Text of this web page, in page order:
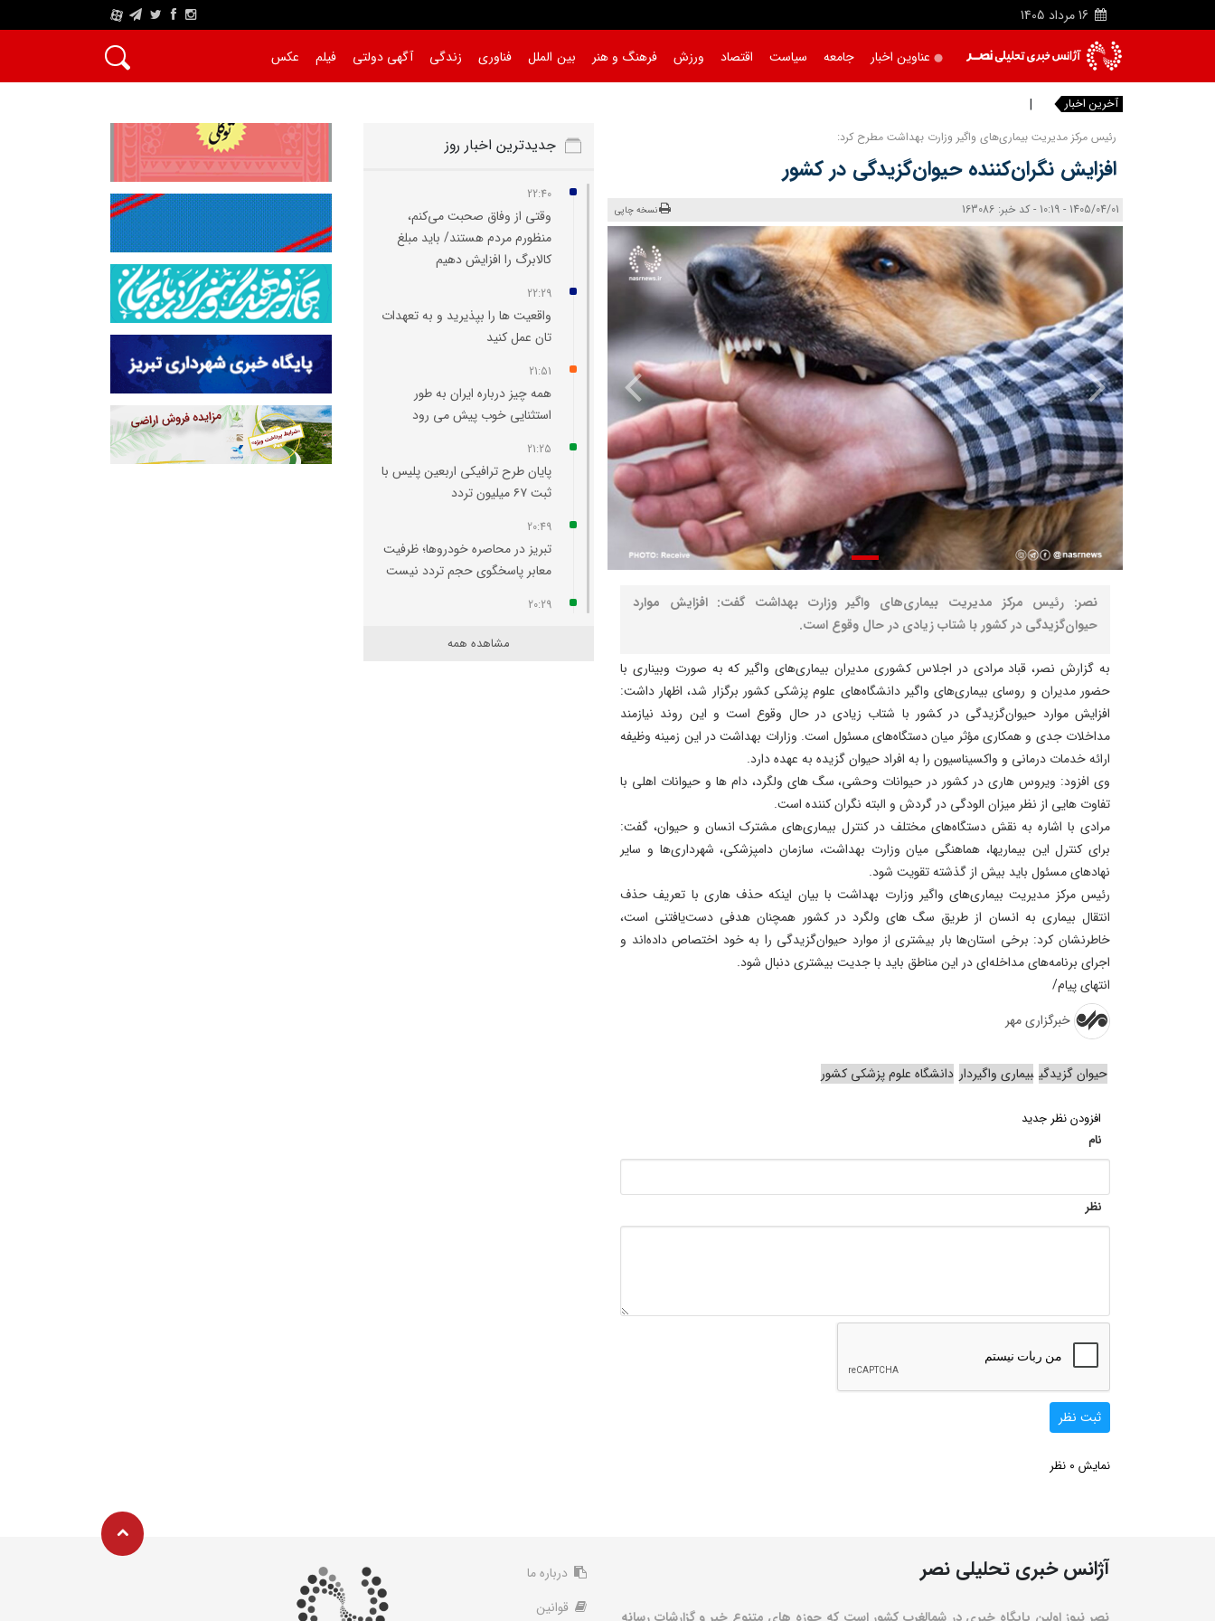
16 مرداد 1405
A
عناوین اخبار جامعه سیاست اقتصاد ورزش فرهنگ و هنر بین الملل فناوری زندگی آگهی دولتی فیلم عکس
آخرین اخبار وقتی
رئیس مرکز مدیریت بیماری‌های واگیر وزارت بهداشت مطرح کرد:
افزایش نگران‌کننده حیوان‌گزیدگی در کشور
1405/04/01 - 10:19 - کد خبر: 163086 نسخه چاپی
نصر: رئیس مرکز مدیریت بیماری‌های واگیر وزارت بهداشت گفت: افزایش موارد
حیوان‌گزیدگی در کشور با شتاب زیادی در حال وقوع است.
به گزارش نصر، قباد مرادی در اجلاس کشوری مدیران بیماری‌های واگیر که به صورت وبیناری با
حضور مدیران و روسای بیماری‌های واگیر دانشگاه‌های علوم پزشکی کشور برگزار شد، اظهار داشت:
افزایش موارد حیوان‌گزیدگی در کشور با شتاب زیادی در حال وقوع است و این روند نیازمند
مداخلات جدی و همکاری مؤثر میان دستگاه‌های مسئول است. وزارات بهداشت در این زمینه وظیفه
ارائه خدمات درمانی و واکسیناسیون را به افراد حیوان گزیده به عهده دارد.
وی افزود: ویروس هاری در کشور در حیوانات وحشی، سگ های ولگرد، دام ها و حیوانات اهلی با
تفاوت هایی از نظر میزان الودگی در گردش و البته نگران کننده است.
مرادی با اشاره به نقش دستگاه‌های مختلف در کنترل بیماری‌های مشترک انسان و حیوان، گفت:
برای کنترل این بیماریها، هماهنگی میان وزارت بهداشت، سازمان دامپزشکی، شهرداری‌ها و سایر
نهادهای مسئول باید بیش از گذشته تقویت شود.
رئیس مرکز مدیریت بیماری‌های واگیر وزارت بهداشت با بیان اینکه حذف هاری با تعریف حذف
انتقال بیماری به انسان از طریق سگ های ولگرد در کشور همچنان هدفی دست‌یافتنی است،
خاطرنشان کرد: برخی استان‌ها بار بیشتری از موارد حیوان‌گزیدگی را به خود اختصاص داده‌اند و
اجرای برنامه‌های مداخله‌ای در این مناطق باید با جدیت بیشتری دنبال شود.
انتهای پیام/
خبرگزاری مهر
حیوان گزیدگی بیماری واگیردار دانشگاه علوم پزشکی کشور
افزودن نظر جدید
نام
نظر
ثبت نظر
نمایش 0 نظر
جدیدترین اخبار روز
22:40
وقتی از وفاق صحبت می‌کنم،
منظورم مردم هستند/ باید مبلغ
کالابرگ را افزایش دهیم
22:29
واقعیت‌ ها را بپذیرید و به تعهدات‌
تان عمل کنید
21:51
همه چیز درباره ایران به طور
استثنایی خوب پیش می‌ رود
21:25
پایان طرح ترافیکی اربعین پلیس با
ثبت ۶۷ میلیون تردد
20:49
تبریز در محاصره خودروها؛ ظرفیت
معابر پاسخگوی حجم تردد نیست
20:29
محله لک‌ لکلر تبریز مهار شد
مشاهده همه
آژانس خبری تحلیلی نصر
درباره ما
قوانین